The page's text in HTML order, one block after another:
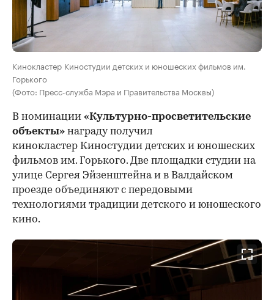
Кинокластер Киностудии детских и юношеских фильмов им.
Горького
(Фото: Пресс-служба Мэра и Правительства Москвы)
В номинации «Культурно-просветительские
объекты» награду получил
кинокластер Киностудии детских и юношеских
фильмов им. Горького. Две площадки студии на
улице Сергея Эйзенштейна и в Валдайском
проезде объединяют с передовыми
технологиями традиции детского и юношеского
кино.